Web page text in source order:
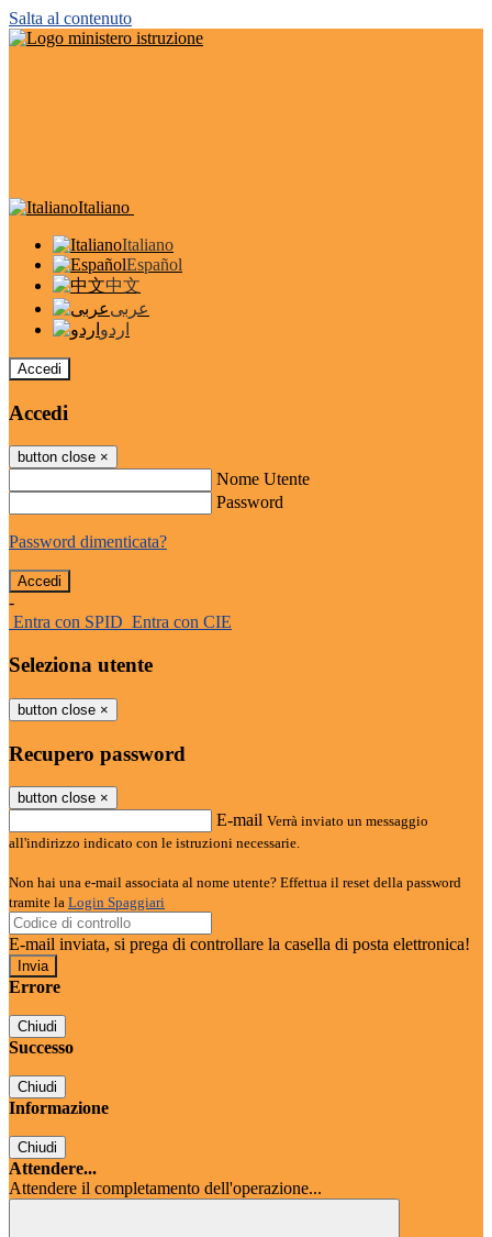
Salta al contenuto
Italiano
Italiano
Español
中文
عربى
اردو
Accedi
Accedi
button close ×
Nome Utente
Password
Password dimenticata?
-
Entra con SPID Entra con CIE
Seleziona utente
button close ×
Recupero password
button close ×
E-mail Verrà inviato un messaggio
all'indirizzo indicato con le istruzioni necessarie.
Non hai una e-mail associata al nome utente? Effettua il reset della password
tramite la Login Spaggiari
E-mail inviata, si prega di controllare la casella di posta elettronica!
Errore
Chiudi
Successo
Chiudi
Informazione
Chiudi
Attendere...
Attendere il completamento dell'operazione...